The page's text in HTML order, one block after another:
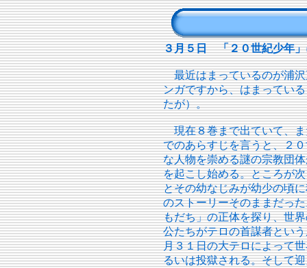
３月５日 「２０世紀少年」
最近はまっているのが浦沢
ンガですから、はまってい
たが）。
現在８巻まで出ていて、ま
でのあらすじを言うと、２
な人物を崇める謎の宗教団
を起こし始める。ところが
とその幼なじみが幼少の頃
のストーリーそのままだっ
もだち」の正体を探り、世
公たちがテロの首謀者とい
月３１日の大テロによって
るいは投獄される。そして